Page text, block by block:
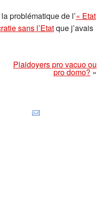
problématique de l’« Etat
sans l’Etatque j’avais
Plaidoyers pro vacuo ou
pro domo?»